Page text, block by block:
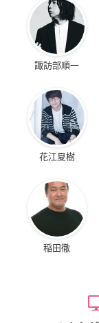
諏訪部順一
花江夏樹
稲田徹